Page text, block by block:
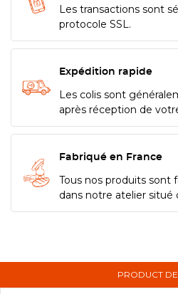
Les transactions sont
protocole SSL.
Expédition rapide
Les colis sont
après réception de
Fabriqué en France
Tous nos produits sont
dans notre atelier situé
PRODUCT